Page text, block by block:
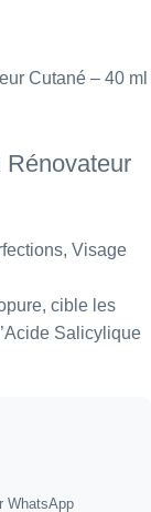
, Visage
cible les
Salicylique
WhatsApp